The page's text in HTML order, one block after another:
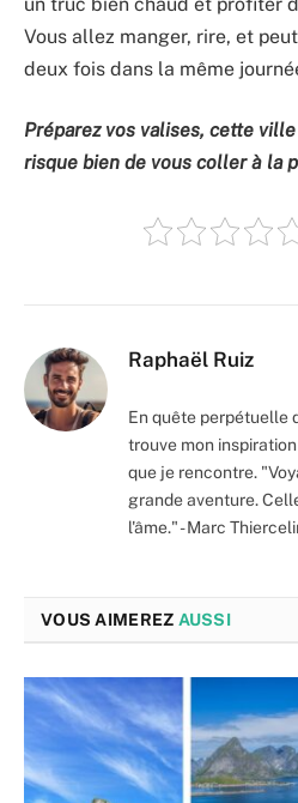
Vous allez manger, rire, et
deux fois dans la même
Préparez vos valises, cette
risque bien de vous coller à la
Raphaël Ruiz
En quête perpétuelle
trouve mon
que je rencontre.
grande aventure.
l'âme." - Marc
VOUS AIMEREZ AUSSI